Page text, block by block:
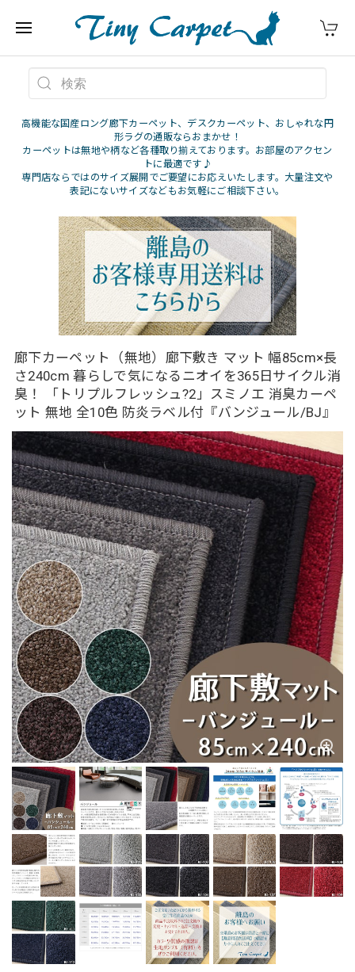
高機能な国産ロング廊下カーペット、デスクカーペット、おしゃれな円
形ラグの通販ならおまかせ！
カーペットは無地や柄など各種取り揃えております。お部屋のアクセン
トに最適です♪
専門店ならではのサイズ展開でご要望にお応えいたします。大量注文や
表記にないサイズなどもお気軽にご相談下さい。
廊下カーペット（無地）廊下敷き マット 幅85cm×長
さ240cm 暮らしで気になるニオイを365日サイクル消
臭！ 「トリプルフレッシュ?2」スミノエ 消臭カーペ
ット 無地 全10色 防炎ラベル付『バンジュール/BJ』